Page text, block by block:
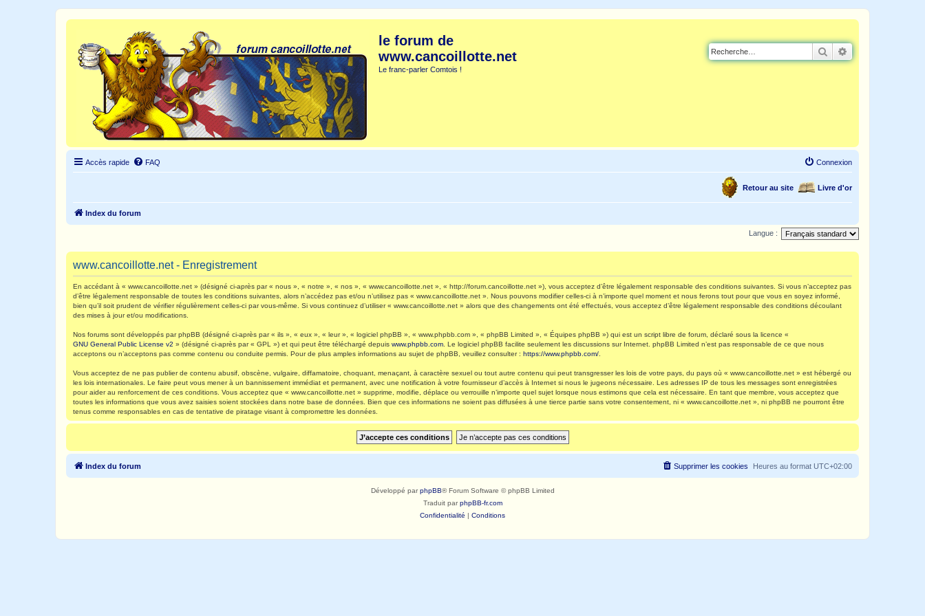
le forum de
www.cancoillotte.net
Le franc-parler Comtois !
Rechercher
Accès rapide FAQ Connexion
Livre d'or
Retour au site
Index du forum
Langue :
www.cancoillotte.net - Enregistrement
En accédant à « www.cancoillotte.net » (désigné ci-après par « nous », « notre », « nos », « www.cancoillotte.net », « http://forum.cancoillotte.net »), vous acceptez d’être légalement responsable des conditions suivantes. Si vous n’acceptez pas
d’être légalement responsable de toutes les conditions suivantes, alors n’accédez pas et/ou n’utilisez pas « www.cancoillotte.net ». Nous pouvons modifier celles-ci à n’importe quel moment et nous ferons tout pour que vous en soyez informé,
bien qu’il soit prudent de vérifier régulièrement celles-ci par vous-même. Si vous continuez d’utiliser « www.cancoillotte.net » alors que des changements ont été effectués, vous acceptez d’être légalement responsable des conditions découlant
des mises à jour et/ou modifications.
Nos forums sont développés par phpBB (désigné ci-après par « ils », « eux », « leur », « logiciel phpBB », « www.phpbb.com », « phpBB Limited », « Équipes phpBB ») qui est un script libre de forum, déclaré sous la licence «
GNU General Public License v2 » (désigné ci-après par « GPL ») et qui peut être téléchargé depuis www.phpbb.com . Le logiciel phpBB facilite seulement les discussions sur Internet. phpBB Limited n’est pas responsable de ce que nous
acceptons ou n’acceptons pas comme contenu ou conduite permis. Pour de plus amples informations au sujet de phpBB, veuillez consulter : https://www.phpbb.com/
Vous acceptez de ne pas publier de contenu abusif, obscène, vulgaire, diffamatoire, choquant, menaçant, à caractère sexuel ou tout autre contenu qui peut transgresser les lois de votre pays, du pays où « www.cancoillotte.net » est hébergé ou
les lois internationales. Le faire peut vous mener à un bannissement immédiat et permanent, avec une notification à votre fournisseur d’accès à Internet si nous le jugeons nécessaire. Les adresses IP de tous les messages sont enregistrées
pour aider au renforcement de ces conditions. Vous acceptez que « www.cancoillotte.net » supprime, modifie, déplace ou verrouille n’importe quel sujet lorsque nous estimons que cela est nécessaire. En tant que membre, vous acceptez que
toutes les informations que vous avez saisies soient stockées dans notre base de données. Bien que ces informations ne soient pas diffusées à une tierce partie sans votre consentement, ni « www.cancoillotte.net », ni phpBB ne pourront être
tenus comme responsables en cas de tentative de piratage visant à compromettre les données.
Index du forum Heures au format UTC+02:00
Supprimer les cookies
Développé parphpBB® Forum Software © phpBB Limited
Traduit parphpBB-fr.com
Confidentialité | Conditions